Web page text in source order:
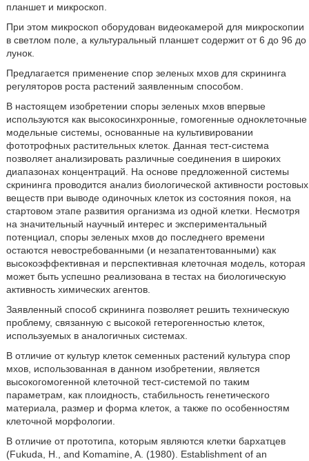
планшет и микроскоп.
При этом микроскоп оборудован видеокамерой для микроскопии
в светлом поле, а культуральный планшет содержит от 6 до 96 до
лунок.
Предлагается применение спор зеленых мхов для скрининга
регуляторов роста растений заявленным способом.
В настоящем изобретении споры зеленых мхов впервые
используются как высокосинхронные, гомогенные одноклеточные
модельные системы, основанные на культивировании
фототрофных растительных клеток. Данная тест-система
позволяет анализировать различные соединения в широких
диапазонах концентраций. На основе предложенной системы
скрининга проводится анализ биологической активности ростовых
веществ при выводе одиночных клеток из состояния покоя, на
стартовом этапе развития организма из одной клетки. Несмотря
на значительный научный интерес и экспериментальный
потенциал, споры зеленых мхов до последнего времени
остаются невостребованными (и незапатентованными) как
высокоэффективная и перспективная клеточная модель, которая
может быть успешно реализована в тестах на биологическую
активность химических агентов.
Заявленный способ скрининга позволяет решить техническую
проблему, связанную с высокой гетерогенностью клеток,
используемых в аналогичных системах.
В отличие от культур клеток семенных растений культура спор
мхов, использованная в данном изобретении, является
высокогомогенной клеточной тест-системой по таким
параметрам, как плоидность, стабильность генетического
материала, размер и форма клеток, а также по особенностям
клеточной морфологии.
В отличие от прототипа, которым являются клетки бархатцев
(Fukuda, H., and Komamine, A. (1980). Establishment of an